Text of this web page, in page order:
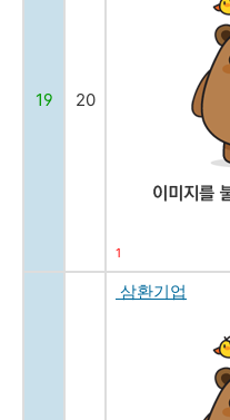
19 20
1
삼환기업